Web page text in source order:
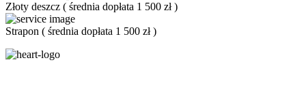
Złoty deszcz ( średnia dopłata 1 500 zł)
Strapon ( średnia dopłata 1 500 zł)